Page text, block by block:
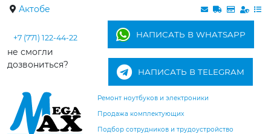
Актобе
+7 (771) 122-44-22
не смогли
дозвониться?
НАПИСАТЬ В WHATSAPP
НАПИСАТЬ В TELEGRAM
Ремонт ноутбуков и электроники
Продажа комплектующих
Подбор сотрудников и трудоустройство